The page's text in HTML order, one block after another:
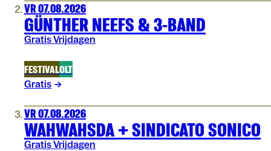
VR 07.08.2026
GÜNTHER NEEFS & 3-BAND
Gratis Vrijdagen
FESTIVALOLT
Gratis
VR 07.08.2026
WAHWAHSDA + SINDICATO SONICO
Gratis Vrijdagen